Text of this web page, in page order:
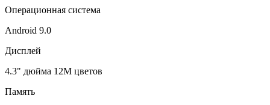
Операционная система
Android 9.0
Дисплей
4.3" дюйма 12M цветов
Память